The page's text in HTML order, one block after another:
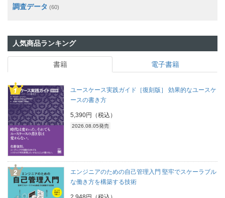
調査データ (60)
人気商品ランキング
書籍 電子書籍
ユースケース実践ガイド［復刻版］ 効果的なユースケ
ースの書き方
5,390円（税込）
2026.08.05発売
エンジニアのための自己管理入門 堅牢でスケーラブル
な働き方を構築する技術